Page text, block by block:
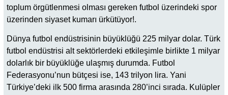
toplum örgütlenmesi olması gereken futbol üzerindeki spor
üzerinden siyaset kumarı ürkütüyor!.
Dünya futbol endüstrisinin büyüklüğü 225 milyar dolar. Türk
futbol endüstrisi alt sektörlerdeki etkileşimle birlikte 1 milyar
dolarlık bir büyüklüğe ulaşmış durumda. Futbol
Federasyonu’nun bütçesi ise, 143 trilyon lira. Yani
Türkiye’deki ilk 500 firma arasında 280’inci sırada. Kulüpler